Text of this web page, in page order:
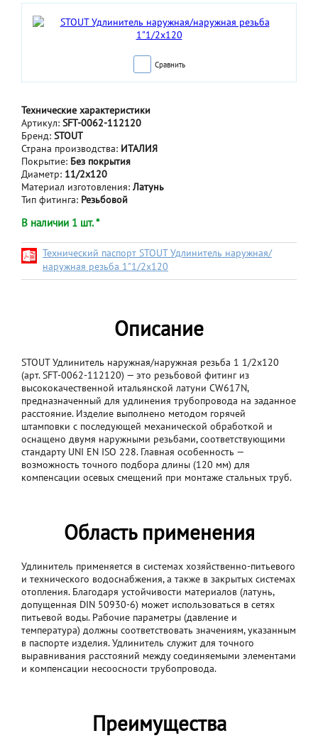
Сравнить
Технические характеристики
Артикул: SFT-0062-112120
Бренд: STOUT
Страна производства: ИТАЛИЯ
Покрытие: Без покрытия
Диаметр: 11/2x120
Материал изготовления: Латунь
Тип фитинга: Резьбовой
В наличии 1 шт. *
Технический паспорт STOUT Удлинитель наружная/
наружная резьба 1"1/2x120
Описание
STOUT Удлинитель наружная/наружная резьба 1 1/2x120
(арт. SFT-0062-112120) — это резьбовой фитинг из
высококачественной итальянской латуни CW617N,
предназначенный для удлинения трубопровода на заданное
расстояние. Изделие выполнено методом горячей
штамповки с последующей механической обработкой и
оснащено двумя наружными резьбами, соответствующими
стандарту UNI EN ISO 228. Главная особенность —
возможность точного подбора длины (120 мм) для
компенсации осевых смещений при монтаже стальных труб.
Область применения
Удлинитель применяется в системах хозяйственно-питьевого
и технического водоснабжения, а также в закрытых системах
отопления. Благодаря устойчивости материалов (латунь,
допущенная DIN 50930‑6) может использоваться в сетях
питьевой воды. Рабочие параметры (давление и
температура) должны соответствовать значениям, указанным
в паспорте изделия. Удлинитель служит для точного
выравнивания расстояний между соединяемыми элементами
и компенсации несоосности трубопровода.
Преимущества